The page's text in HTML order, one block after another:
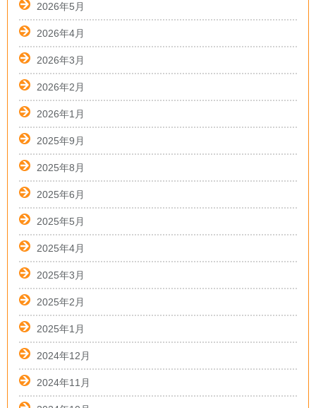
2026年5月
2026年4月
2026年3月
2026年2月
2026年1月
2025年9月
2025年8月
2025年6月
2025年5月
2025年4月
2025年3月
2025年2月
2025年1月
2024年12月
2024年11月